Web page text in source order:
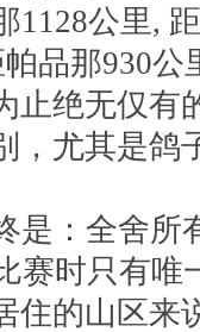
1128公里,
品那930
止绝无仅有
，尤其是鸽
：全舍所
赛时只有
住的山区来